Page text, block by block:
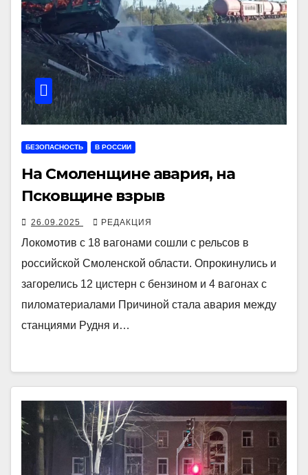
БЕЗОПАСНОСТЬ В РОССИИ
На Смоленщине авария, на
Псковщине взрыв
26.09.2025 РЕДАКЦИЯ
Локомотив с 18 вагонами сошли с рельсов в
российской Смоленской области. Опрокинулись и
загорелись 12 цистерн с бензином и 4 вагонах с
пиломатериалами Причиной стала авария между
станциями Рудня и…